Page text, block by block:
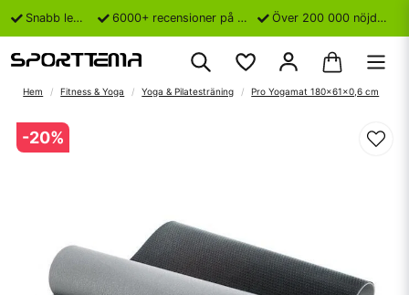
Snabb leverans 6000+ recensioner på Trustpilot Över 200 000 nöjda kunder
Hem Fitness & Yoga Yoga & Pilatesträning Pro Yogamat 180x61x0,6 cm
-20%